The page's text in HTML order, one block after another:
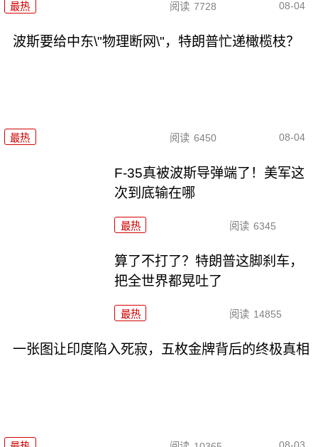
最热 阅读 7728 08-04
波斯要给中东\"物理断网\"，特朗普忙递橄榄枝？
最热 阅读 6450 08-04
F-35真被波斯导弹端了！美军这
次到底输在哪
最热 阅读 6345
算了不打了？特朗普这脚刹车，
把全世界都晃吐了
最热 阅读 14855
一张图让印度陷入死寂，五枚金牌背后的终极真相